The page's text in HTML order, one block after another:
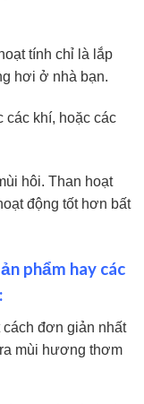
tính chỉ là lắp
hơi ở nhà bạn.
các khí, hoặc các
hôi. Than hoạt
động tốt hơn bất
phẩm hay các
đơn giản nhất
mùi hương thơm